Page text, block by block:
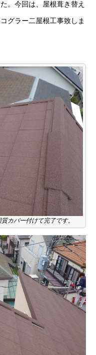
。今回は、屋根葺き替え
グラー二屋根工事致しま
カバー付けて完了です。